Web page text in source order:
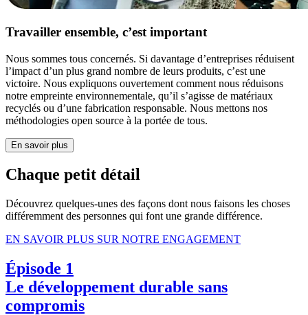
Travailler ensemble, c’est important
Nous sommes tous concernés. Si davantage d’entreprises réduisent
l’impact d’un plus grand nombre de leurs produits, c’est une
victoire. Nous expliquons ouvertement comment nous réduisons
notre empreinte environnementale, qu’il s’agisse de matériaux
recyclés ou d’une fabrication responsable. Nous mettons nos
méthodologies open source à la portée de tous.
En savoir plus
Chaque petit détail
Découvrez quelques-unes des façons dont nous faisons les choses
différemment des personnes qui font une grande différence.
EN SAVOIR PLUS SUR NOTRE ENGAGEMENT
Épisode 1
Le développement durable sans
compromis